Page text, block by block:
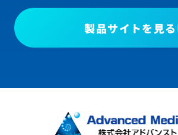
製品サイトを見る